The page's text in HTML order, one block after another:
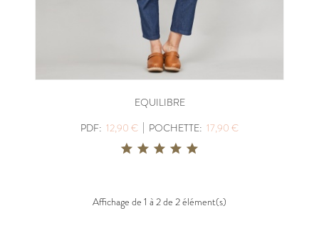
EQUILIBRE
PDF: 12,90 € | POCHETTE: 17,90 €
Affichage de 1 à 2 de 2 élément(s)